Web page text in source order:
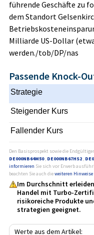
führende Geschäfte zu
dem Standort
Milliarde US-Dollar
werden./tob/DP/nas
Passende Knock-
Strategie
Steigender Kurs
Fallender Kurs
Den Basisprospekt sowie die
DE000NB64M50, DE000NB67HS2 ,
informieren Sie sich vor Erwerb
beachten Sie auch dieweiteren Hinweise
Im Durchschnitt
Handel mit Turbo-
risikoreiche Produkte
strategien geeignet.
Werte aus dem Artikel: